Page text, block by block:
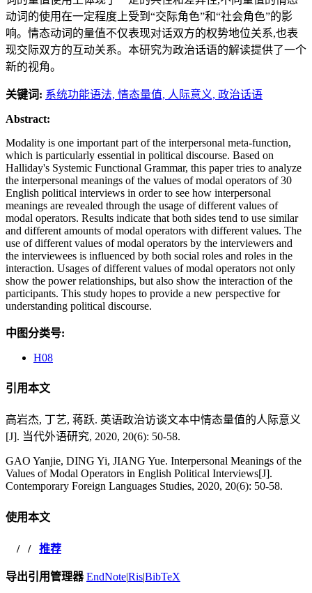
动词的使用在一定程度上受到“交际角色”和“社会角色”的影
响。情态动词的量值不仅表现对话双方的权势地位关系,也表
现交际双方的互动关系。本研究为政治话语的解读提供了一个
新的视角。
关键词: 系统功能语法, 情态量值, 人际意义, 政治话语
Abstract:
Modality is one important part of the interpersonal meta-function,
which is particularly essential in political discourse. Based on
Halliday's Systemic Functional Grammar, this paper tries to analyze
the interpersonal meanings of the values of modal operators of 30
English political interviews in order to see how interpersonal
meanings are revealed through the usage of different values of
modal operators. Results indicate that both sides tend to use similar
and different amounts of modal operators with different values. The
use of different values of modal operators by the interviewers and
the interviewees is influenced by both social roles and roles in the
interaction. Usages of different values of modal operators not only
show the power relationships, but also show the interaction of the
participants. This study hopes to provide a new perspective for
understanding political discourse.
中图分类号:
H08
引用本文
高岩杰, 丁艺, 蒋跃. 英语政治访谈文本中情态量值的人际意义
[J]. 当代外语研究, 2020, 20(6): 50-58.
GAO Yanjie, DING Yi, JIANG Yue. Interpersonal Meanings of the
Values of Modal Operators in English Political Interviews[J].
Contemporary Foreign Languages Studies, 2020, 20(6): 50-58.
使用本文
/ / 推荐
导出引用管理器 EndNote|Ris|BibTeX